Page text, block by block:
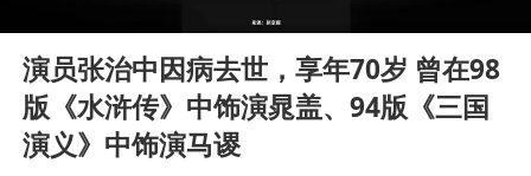
宇树科技中一签需缴款7.54万元
“立秋的第一杯奶茶”又爆单了
中国军队坚决反制任何闹海图谋
Play
演员张治中因病去世，享年70岁 曾在98
版《水浒传》中饰演晁盖、94版《三国
演义》中饰演马谡